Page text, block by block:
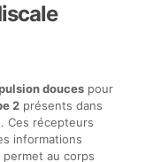
doucespour
2présents dans
Ces récepteurs
informations
au corps